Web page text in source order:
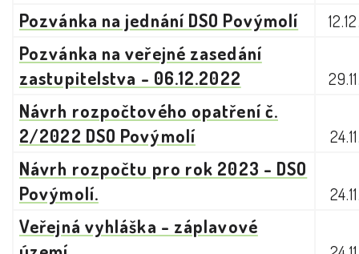
Pozvánka na jednání DSO Povýmolí
Pozvánka na veřejné zasedání
zastupitelstva - 06.12.2022
Návrh rozpočtového opatření č.
2/2022 DSO Povýmolí
Návrh rozpočtu pro rok 2023 - DSO
Povýmolí.
Veřejná vyhláška - záplavové